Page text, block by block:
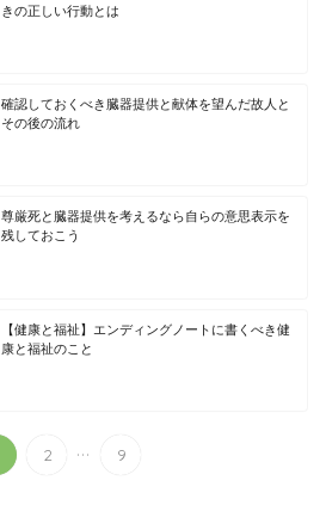
きの正しい行動とは
確認しておくべき臓器提供と献体を望んだ故人と
その後の流れ
尊厳死と臓器提供を考えるなら自らの意思表示を
残しておこう
【健康と福祉】エンディングノートに書くべき健
康と福祉のこと
2 ... 9